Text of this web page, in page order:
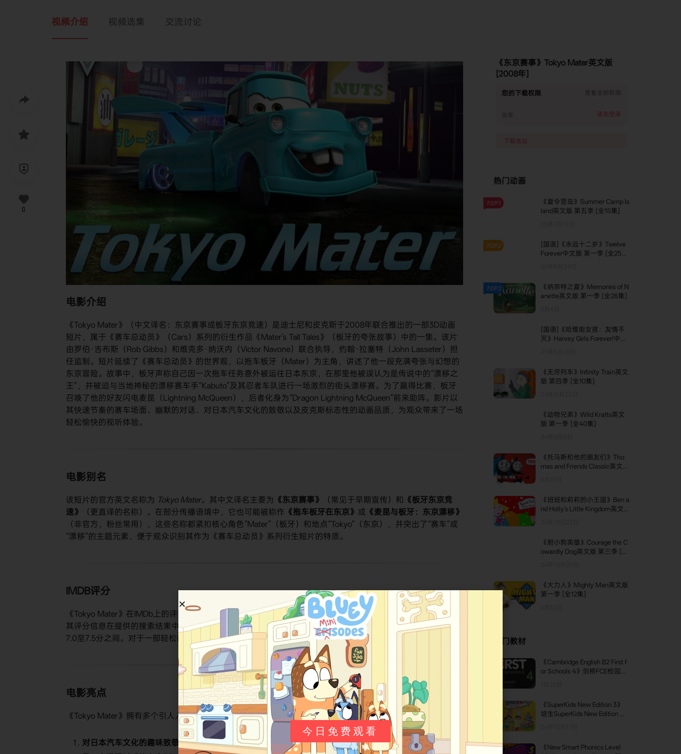
视频介绍 视频选集 交流讨论
电影介绍
《Tokyo Mater》（中文译名：东京赛事或板牙东京竞速）是迪士尼和皮克斯于2008年联合推出的一部3D动画
短片，属于《赛车总动员》（Cars）系列的衍生作品《Mater's Tall Tales》（板牙的夸张故事）中的一集。该片
由罗伯·吉布斯（Rob Gibbs）和维克多·纳沃内（Victor Navone）联合执导，约翰·拉塞特（John Lasseter）担
任监制。短片延续了《赛车总动员》的世界观，以拖车板牙（Mater）为主角，讲述了他一段充满夸张与幻想的
东京冒险。故事中，板牙声称自己因一次拖车任务意外被运往日本东京，在那里他被误认为是传说中的“漂移之
王”，并被迫与当地神秘的漂移赛车手“Kabuto”及其忍者车队进行一场激烈的街头漂移赛。为了赢得比赛，板牙
召唤了他的好友闪电麦昆（Lightning McQueen），后者化身为“Dragon Lightning McQueen”前来助阵。影片以
其快速节奏的赛车场面、幽默的对话、对日本汽车文化的致敬以及皮克斯标志性的动画品质，为观众带来了一场
轻松愉快的视听体验。
电影别名
该短片的官方英文名称为 Tokyo Mater。其中文译名主要为​ ​《东京赛事》​ ​（常见于早期宣传）和​ ​《板牙东京竞
速》​
​（更直译的名称）。在部分传播语境中，它也可能被称作​ ​《拖车板牙在东京》​ ​或​ ​《麦昆与板牙：东京漂移》​
（非官方，粉丝常用），这些名称都紧扣核心角色“Mater”（板牙）和地点“Tokyo”（东京），并突出了“赛车”或
“漂移”的主题元素，便于观众识别其作为《赛车总动员》系列衍生短片的特质。
IMDB评分
《Tokyo Mater》在IMDb上的评分为​​6.5/10​ ​（基于2,042名用户的投票，统计截止至2023年）。在​​豆瓣​​平台上，
其评分信息在提供的搜索结果中未明确列出，但根据其作为皮克斯短片的普遍受欢迎程度，可以推测其评分应在
7.0至7.5分之间。对于一部轻松幽默的衍生动画短片，其评分体现了观众对其娱乐性和创意性的认可。
电影亮点
《Tokyo Mater》拥有多个引人入胜的亮点，使其成为一部值得观看的皮克斯短片：
​对日本汽车文化的趣味致敬​​：短片巧妙融入了日本独特的“漂移”赛车文化以及带有忍者元素的街头赛车场
0
《东京赛事》Tokyo Mater英文版
[2008年]
您的下载权限 查看全部权限
游客 请先登录
下载地址
热门动画
TOP1
《夏令营岛》Summer Camp Is
land英文版 第五季 [全15集]
TOP2
[国语]《永远十二岁》Twelve
Forever中文版 第一季 [全25
TOP3
《纳奈特之夏》Memories of N
anette英文版 第一季 [全26集]
[国语]《哈维街女孩：友情不
灭》Harvey Girls Forever!中文
《无尽列车》Infinity Train英文
版 第四季 [全10集]
《动物兄弟》Wild Kratts英文
版 第一季 [全40集]
《托马斯和他的朋友们》Tho
mas and Friends Classic英文版
《班班和莉莉的小王国》Ben a
nd Holly’s Little Kingdom英文
《胆小狗英雄》Courage the C
owardly Dog英文版 第三季 [全
《大力人》Mighty Man英文版
第一季 [全12集]
热门教材
《Cambridge English B2 First f
or Schools 4》剑桥FCE校园版
《SuperKids New Edition 3》
培生SuperKids New Edition 第
TOP3
《New Smart Phonics Level
今日免费观看